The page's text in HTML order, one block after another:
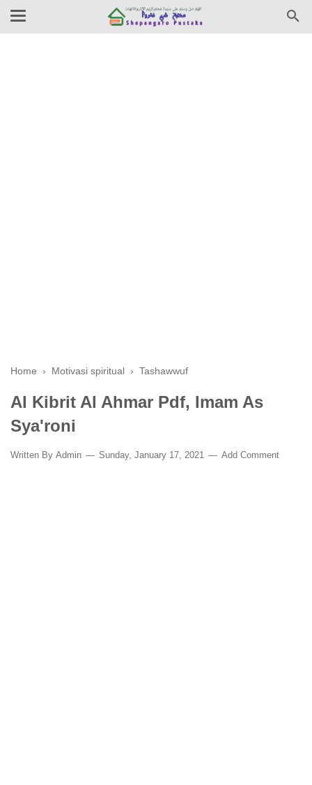
Home › Motivasi spiritual › Tashawwuf
Al Kibrit Al Ahmar Pdf, Imam As
Sya'roni
Written By Admin Sunday, January 17, 2021 Add Comment